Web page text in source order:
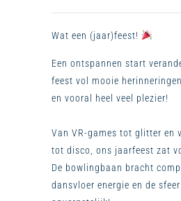
Wat een (jaar)feest!
Een ontspannen start
feest vol mooie
en vooral heel veel plezier!
Van VR-games tot glitter en
tot disco, ons jaarfeest zat
De bowlingbaan bracht
dansvloer energie en de